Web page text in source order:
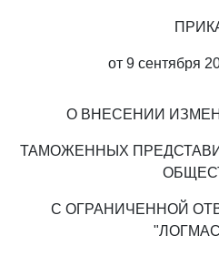
от 9 сентября
О ВНЕСЕНИИ
ТАМОЖЕННЫХ
С ОГРАНИЧЕННОЙ